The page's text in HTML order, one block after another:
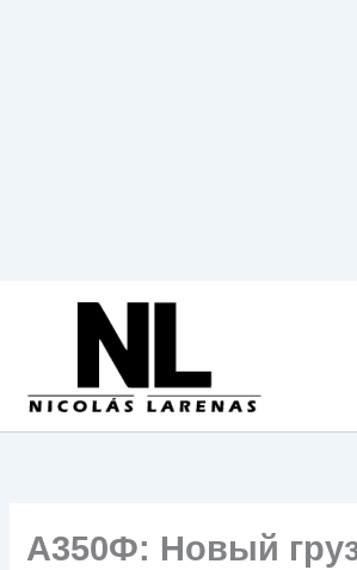
содержимому
А350Ф: Новый